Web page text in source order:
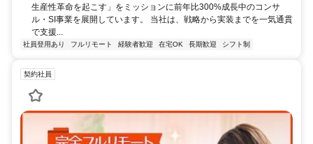
生産性革命を起こす」をミッションに前年比300%成長中のコンサ
ル・SI事業を展開しています。 当社は、戦略から実装までを一気通貫
で支援...
社員登用あり フルリモート 経験者歓迎 在宅OK 長期歓迎 シフト制
契約社員